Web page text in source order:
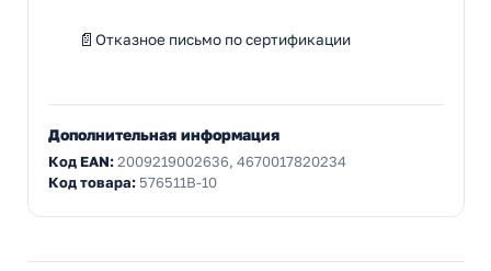
Отказное письмо по сертификации
Дополнительная информация
Код EAN:2009219002636, 4670017820234
Код товара: 576511B-10